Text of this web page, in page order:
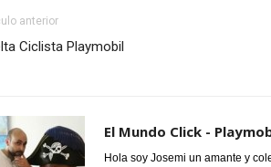
anterior
Ciclista Playmobil
El Mundo Click -
Hola soy Josemi un amante y